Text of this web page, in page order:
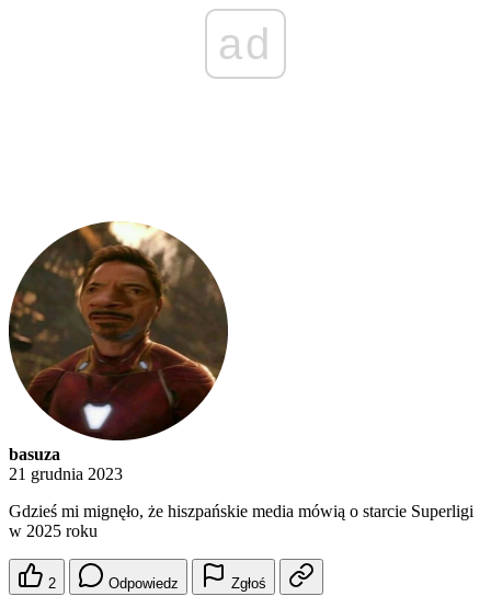
ad
basuza
21 grudnia 2023
Gdzieś mi mignęło, że hiszpańskie media mówią o starcie Superligi
w 2025 roku
2 Odpowiedz Zgłoś